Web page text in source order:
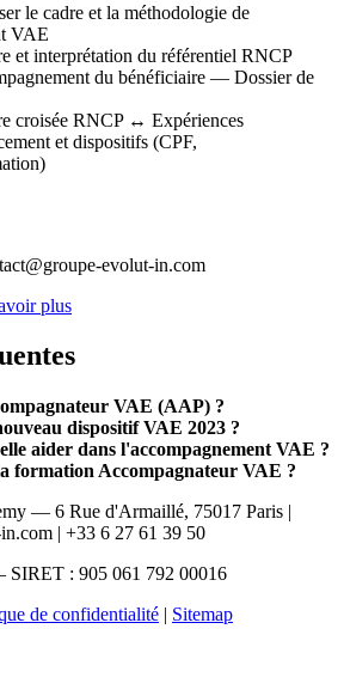
le cadre et la méthodologie de
VAE
et interprétation du référentiel RNCP
du bénéficiaire — Dossier de
croisée RNCP ↔ Expériences
et dispositifs (CPF,
evolut-in.com
plus
VAE (AAP) ?
dispositif VAE 2023 ?
aider dans l'accompagnement VAE ?
formation Accompagnateur VAE ?
— 6 Rue d'Armaillé, 75017 Paris |
| +33 6 27 61 39 50
: 905 061 792 00016
de confidentialité | Sitemap